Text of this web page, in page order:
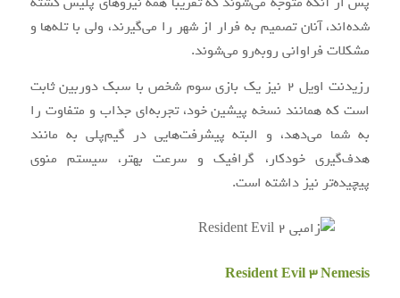
شده‌اند، آنان تصمیم به فرار از شهر را می‌گیرند، ولی با تله‌ها و
مشکلات فراوانی روبه‌رو می‌شوند.
رزیدنت اویل ۲ نیز یک بازی سوم شخص با سبک دوربین ثابت
است که همانند نسخه پیشین خود، تجربه‌ای جذاب و متفاوت را
به شما می‌دهد، و البته پیشرفت‌هایی در گیم‌پلی به مانند
هدف‌گیری خودکار، گرافیک و سرعت بهتر، سیستم منوی
پیچیده‌تر نیز داشته است.
Resident Evil 3 Nemesis